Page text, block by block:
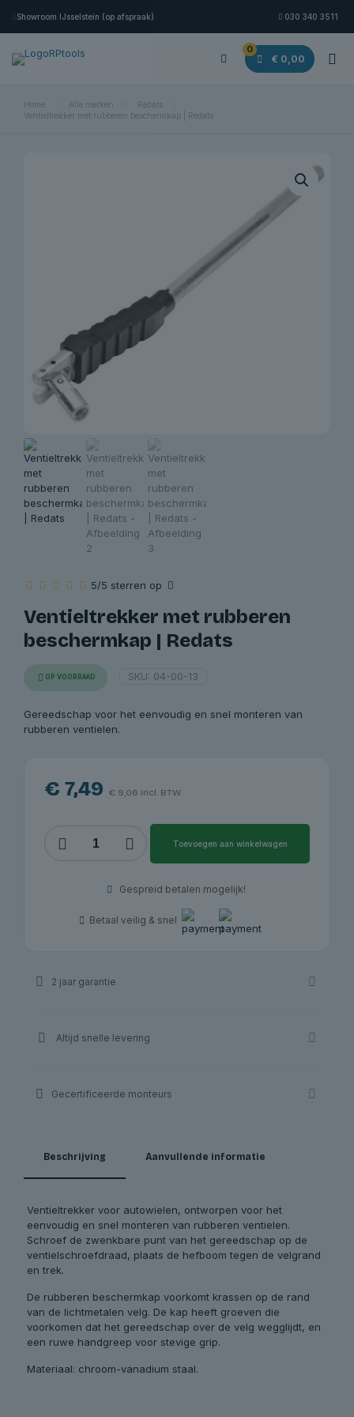
Showroom IJsselstein (op afspraak) 030 340 3511
0
€ 0,00
Home Alle merken
Redats
Ventieltrekker met rubberen beschermkap | Redats
5/5 sterren op
Ventieltrekker met rubberen
beschermkap | Redats
OP VOORRAAD SKU: 04-00-13
Gereedschap voor het eenvoudig en snel monteren van
rubberen ventielen.
€ 7,49 € 9,06 incl. BTW
met
Toevoegen aan winkelwagen
Gespreid betalen mogelijk!
Betaal veilig & snel
2 jaar garantie
Altijd snelle levering
Gecertificeerde monteurs
Beschrijving Aanvullende informatie
Ventieltrekker voor autowielen, ontworpen voor het
eenvoudig en snel monteren van rubberen ventielen.
Schroef de zwenkbare punt van het gereedschap op de
ventielschroefdraad, plaats de hefboom tegen de velgrand
en trek.
De rubberen beschermkap voorkomt krassen op de rand
van de lichtmetalen velg. De kap heeft groeven die
voorkomen dat het gereedschap over de velg wegglijdt, en
een ruwe handgreep voor stevige grip.
Materiaal: chroom-vanadium staal.